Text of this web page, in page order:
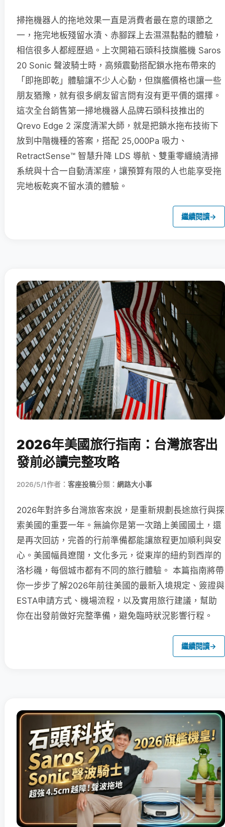
掃拖機器人的拖地效果一直是消費者最在意的環節之
一，拖完地板殘留水漬、赤腳踩上去濕濕黏黏的體驗，
相信很多人都經歷過。上次開箱石頭科技旗艦機 Saros
20 Sonic 聲波騎士時，高頻震動搭配鎖水拖布帶來的
「即拖即乾」體驗讓不少人心動，但旗艦價格也讓一些
朋友猶豫，就有很多網友留言問有沒有更平價的選擇。
這次全台銷售第一掃地機器人品牌石頭科技推出的
Qrevo Edge 2 深度清潔大師，就是把鎖水拖布技術下
放到中階機種的答案，搭配 25,000Pa 吸力、
RetractSense™ 智慧升降 LDS 導航、雙重零纏繞清掃
系統與十合一自動清潔座，讓預算有限的人也能享受拖
完地板乾爽不留水漬的體驗。
繼續閱讀→
2026年美國旅行指南：台灣旅客出
發前必讀完整攻略
2026/5/1作者： 客座投稿分類： 網路大小事
2026年對許多台灣旅客來說，是重新規劃長途旅行與探
索美國的重要一年。無論你是第一次踏上美國國土，還
是再次回訪，完善的行前準備都能讓旅程更加順利與安
心。美國幅員遼闊，文化多元，從東岸的紐約到西岸的
洛杉磯，每個城市都有不同的旅行體驗。 本篇指南將帶
你一步步了解2026年前往美國的最新入境規定、簽證與
ESTA申請方式、機場流程，以及實用旅行建議，幫助
你在出發前做好完整準備，避免臨時狀況影響行程。
繼續閱讀→